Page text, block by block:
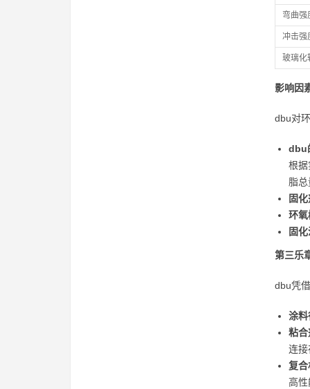
弯曲强
冲击强
玻璃化
影响因
dbu对
dbu
根据
脂
固
环氧
固
第三乐
dbu凭
涂料
粘合
连接
复合
高性